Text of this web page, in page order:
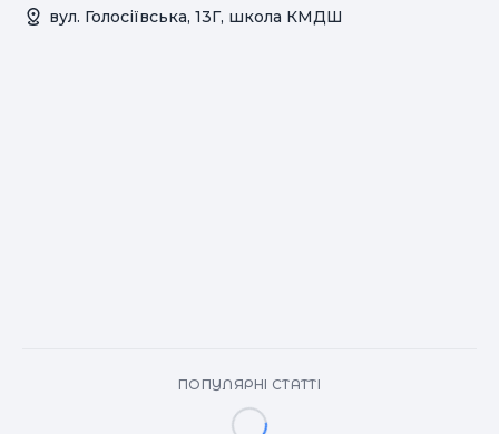
вул. Голосіївська, 13Г, школа КМДШ
ПОПУЛЯРНІ СТАТТІ